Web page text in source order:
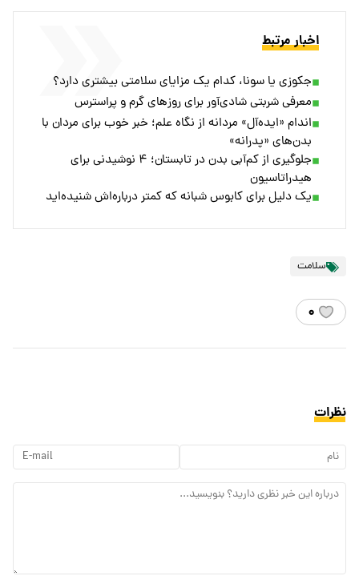
اخبار مرتبط
جکوزی یا سونا، کدام یک مزایای سلامتی بیشتری دارد؟
معرفی شربتی شادی‌آور برای روزهای گرم و پراسترس
اندام «ایده‌آل» مردانه از نگاه علم؛ خبر خوب برای مردان با
بدن‌های «پدرانه»
جلوگیری از کم‌آبی بدن در تابستان؛ ۴ نوشیدنی برای
هیدراتاسیون
یک دلیل برای کابوس شبانه که کمتر درباره‌اش شنیده‌اید
سلامت
۰
نظرات